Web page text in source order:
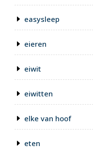
easysleep
eieren
eiwit
eiwitten
elke van hoof
eten